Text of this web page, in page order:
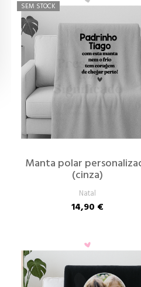
SEM STOCK
Manta polar
(cinza)
Natal
14,90 €